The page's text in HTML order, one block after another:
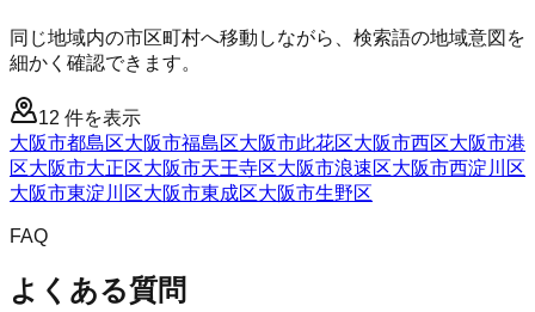
同じ地域内の市区町村へ移動しながら、検索語の地域意図を
細かく確認できます。
12 件を表示
大阪市都島区大阪市福島区大阪市此花区大阪市西区大阪市港
区大阪市大正区大阪市天王寺区大阪市浪速区大阪市西淀川区
大阪市東淀川区大阪市東成区大阪市生野区
FAQ
よくある質問